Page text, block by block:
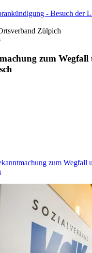
- Besuch der
Zülpich
zum Wegfall
zum Wegfall